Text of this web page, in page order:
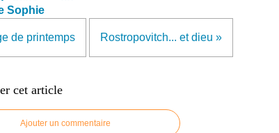
Sophie
de printemps Rostropovitch... et dieu »
cet article
Ajouter un commentaire